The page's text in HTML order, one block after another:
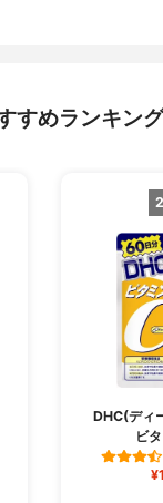
すめランキング
DHC(ディ
ビ